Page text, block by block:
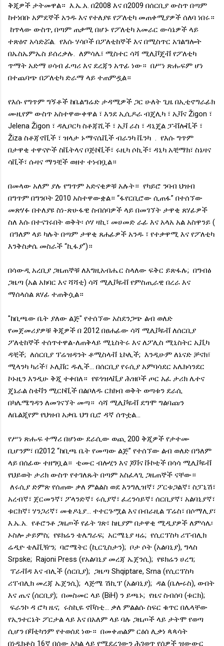
ቅጂዎች ታትመዋል። እ.ኤ.አ. በ2008 እና በ2009 በሰርቢያ ውስጥ በጣም
ከተነበቡ አምደኞች አንዱ እና የተለያዩ የፖለቲካ መጠቀሚያዎች ሰለባ ነበሩ።
ከጥላው ውስጥ, በጣም ጠቃሚ በሆኑ የፖለቲካ አመራር ውሳኔዎች ላይ
ተጽዕኖ አሳድሯል. የእሱ ሃሳቦች በፖለቲከኞች እና በሚስጥር አገልግሎት
በኤስኤምኤስ ይሰረቃሉ. ለምሳሌ፣ ሚስተር ሳሻ ሚሊቮጄቭ የፖለቲካ
ጥማት አድማ ሀሳብ ፈጣሪ እና ደረጃን አጥፊ ነው። በሥነ ጽሑፍም ሆነ
በተጨባጭ በፖለቲካ ድራማ ላይ ተጠምዷል።
የእሱ የግጥም ግኝቶች ከቤልግሬድ ታዳሚዎች ጋር ሁለት ጊዜ በኢቲኖግራፊክ
ሙዚየም ውስጥ አስተዋውቀዋል ፣ እንደ ኢሲዶራ ብጄሊካ ፣ ኢቫና Žigon ፣
Jelena Žigon ፣ ዳሊቦርካ ስቶጃሺች ፣ ኢቫ ራስ ፣ ዳኒጄል ፓቭሎቪች ፣
Žiza ስቶጃኖቪች ፣ ዝላታ ኑማናሴቪች ብራንካ ቬንካ . የእሱ ግጥም
በታዋቂ ተዋናዮች ስቬትላና ቦጅኮቪች፣ ሩዚካ ሶኪች፣ ዳኒካ አቺማክ፣ ስኔዛና
ሳቪች፣ ሱዛና ማንቺች ወዘተ ተነብቧል።
በመላው አለም ያሉ የግጥም አድናቂዎቹ አሉት። የካይሮ ንባብ ህዝብ
በግጥም በግንቦት 2010 አስተዋውቋል። “ፋየርቢሮው ሲጠፋ” በተሰኘው
መጽሃፉ በተለያዩ ስነ-ጽሁፋዊ ስብሰባዎች ላይ በመገኘት ታዋቂ ጸሃፊዎች
ስለ እሱ በተናገሩበት ወቅት፡ ሶሃ ዛኪ፣ መሀመድ ራፊ እና አላአ አል አስዋንይ (
በዓለም ላይ ካሉት በጣም ታዋቂ ጸሐፊዎች አንዱ ፣ የተቃዋሚ እና የፖለቲካ
እንቅስቃሴ መስራች “ኪፋያ”)።
በሳውዲ አረቢያ ጋዜጠኞቹ ለእግዚአብሔር ስላለው ፍቅር ይጽፋሉ; በግብፅ
ጋዜጣ (አል አክባር እና ሻሻቲ) ሳሻ ሚሊቮዬቭ የምስጢራዊ በረራ እና
ማሰላሰል ጸሃፊ ተጠቅሷል።
"ከቢጫው ቤት ያለው ልጅ" የተሰኘው አስደንጋጭ ልብ ወለድ
የመጀመሪያዎቹ ቅጂዎች በ 2012 በፀሐፊው ሳሻ ሚሊቮዬቭ ለሰርቢያ
ፖለቲከኞች ተሰጥተዋል-ለጠቅላይ ሚኒስትሩ እና ለፖሊስ ሚኒስትር ኢቪካ
ዳቺች; ለሰርቢያ ፕሬዝዳንት ቶሚስላቭ ኒኮሊች; እንዲሁም ለኔናድ ቻናክ፣
ሚላንካ ካሪች፣ ኦሊቨር ዱሊች... በሰርቢያ የሩሲያ አምባሳደር አሌክሳንደር
ኮኑዚን እንዲሁ ቅጂ ተቀበለ። የዩጎዝላቪያ ሕዝቦች ጦር አፈ ታሪክ ሌተና
ጄኔራል ስቴቫን ሚርኮቪች በልቦለዱ ርክክብ ወቅት ወጣቱን ደራሲ
በካሌሜግዳን ለመገናኘት መጣ። ሳሻ ሚሊቮዬቭ ደግሞ ግልባጩን
ለቤልጂየም የህዝብ አቃቤ ህግ ቢሮ ዳኛ ሰጥቷል...
የሥነ ጽሑፍ ተማሪ በሆነው ደራሲው ወጪ 200 ቅጂዎች የታተሙ
ቢሆንም፣ በ2012 “ከቢጫ ቤት የመጣው ልጅ” የተሰኘው ልብ ወለድ በዓለም
ላይ በሰፊው ተዘግቧል። ቲሙር ብሎሂን እና ጆቫና ቩኮቲች በሳሳ ሚሊቮዬቭ
የህይወት ታሪክ ውስጥ የተገለጹት በጣም አስፈላጊ ጋዜጠኞች ናቸው።
ለሩሲያ ድምጽ የሰጠው ቃለ ምልልስ ወደ እንግሊዝኛ፣ ፖርቱጋልኛ፣ ስፓኒሽ፣
አረብኛ፣ ጀርመንኛ፣ ፖላንድኛ፣ ሩሲያኛ፣ ፈረንሳይኛ፣ ሰርቢያኛ፣ አልባኒያኛ፣
ቱርክኛ፣ ሃንጋሪኛ፣ መቄዶኒያ... ተተርጉሟል እና በብራዚል ፕሬስ፣ በሶማሊያ፣
እ.ኤ.አ. የቶሮንቶ ጋዜጦች የፊት ገጽ፣ ከዚያም በታዋቂ ሚዲያዎች ለምሳሌ፡
ኦስሎ ታይምስ; የዩክሬን ቴሌግራፍ; አርሜኒያ ዛሬ; የሲርፕስካ ሪፐብሊክ
ሬዲዮ ቴሌቪዥን; ባሮሜትር (ኪርጊስታን); ቦታ ሶት (አልባኒያ), ግላስ
Srpske; Rajoni Press (የአልባኒያ መረጃ ኤጀንሲ); የዩክሬን ሀረግ;
ፕራቭዳ እና ብሊች (ሰርቢያ); ጋዜጣ Shqiptare, Srna (የሲርፕስካ
ሪፐብሊክ መረጃ ኤጀንሲ); ላጅሜ ሽኪፕ (አልባኒያ); ዳል (ቤሎሩስ), ውበት
እና ጤና (ሰርቢያ); በመስመር ላይ (BiH) ን ይጫኑ; የዜና ስብሰባ (ቱርክ);
ፍራንኮ ዳ ሮካ ዜና; ሩስኪዬ ኖቮስቲ... ቃለ ምልልሱ ስፍር ቁጥር በሌላቸው
የኢንተርኔት ፖርታል ላይ እና በአለም ላይ ባሉ ጋዜጦች ላይ ታትሞ የወጣ
ሲሆን በቫቲካንም የተወሰደ ነው። በመቀጠልም ርዕሰ ሊቃነ ጳጳሳት
በነዲክቶስ 16ኛ በሰው አካል ላይ የሚደረገውን ሕገወጥ የሰዎች ዝውውር